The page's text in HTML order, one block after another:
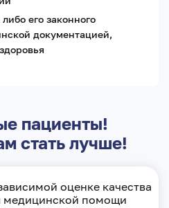
его законного
документацией,
пациенты!
стать лучше!
оценке качества
медицинской помощи